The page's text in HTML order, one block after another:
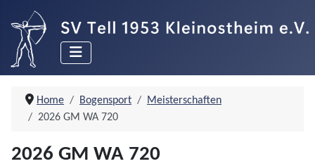
Home Bogensport
Meisterschaften
2026 GM WA 720
2026 GM WA 720